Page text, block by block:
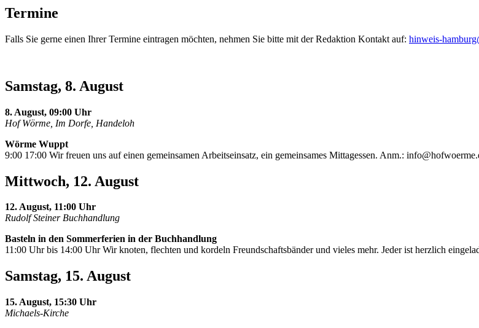
Termine
Falls Sie gerne einen Ihrer Termine eintragen möchten, nehmen Sie bitte mit der Redaktion Kontakt auf: hinweis-
Samstag, 8. August
8. August, 09:00 Uhr
Hof Wörme, Im Dorfe, Handeloh
Wörme Wuppt
9:00 17:00 Wir freuen uns auf einen gemeinsamen Arbeitseinsatz, ein gemeinsames Mittagessen. Anm.:
Mittwoch, 12. August
12. August, 11:00 Uhr
Rudolf Steiner Buchhandlung
Basteln in den Sommerferien in der Buchhandlung
11:00 Uhr bis 14:00 Uhr Wir knoten, flechten und kordeln Freundschaftsbänder und vieles mehr. Jeder ist herzlich
Samstag, 15. August
15. August, 15:30 Uhr
Michaels-Kirche